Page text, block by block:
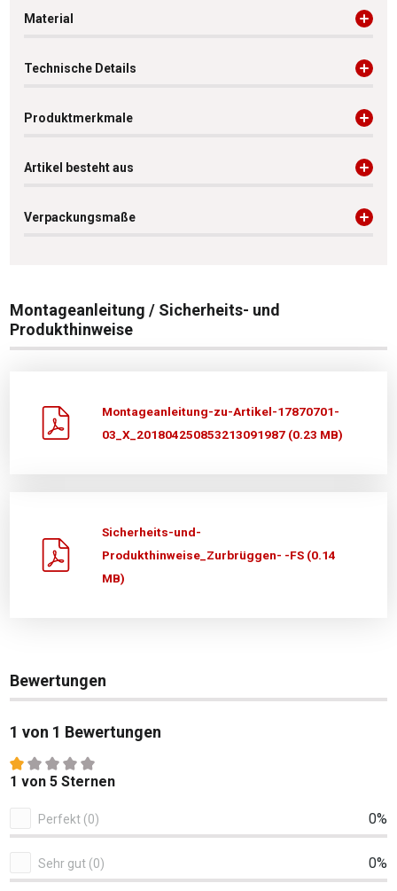
Material
Technische Details
Produktmerkmale
Artikel besteht aus
Verpackungsmaße
Montageanleitung / Sicherheits- und
Produkthinweise
Montageanleitung-zu-Artikel-17870701-
03_X_201804250853213091987 (0.23 MB)
Sicherheits-und-
Produkthinweise_Zurbrüggen- -FS (0.14
MB)
Bewertungen
1 von 1 Bewertungen
Durchschnittliche Bewertung von 1 von 5 Sternen
1 von 5 Sternen
1 von 1 Bewertungen
Perfekt (0) 0%
Sehr gut (0) 0%